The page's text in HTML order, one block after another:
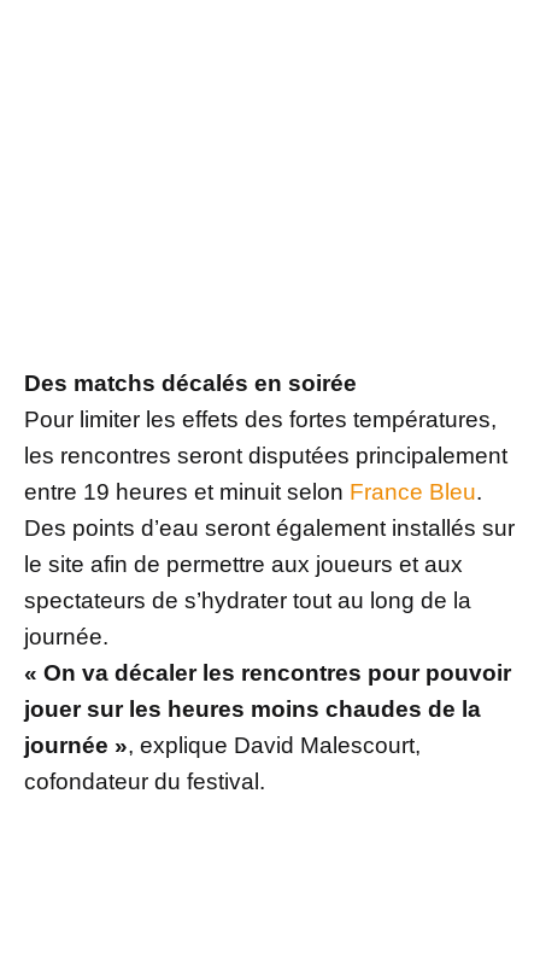
Des matchs décalés en soirée
Pour limiter les effets des fortes températures,
les rencontres seront disputées principalement
entre 19 heures et minuit selon France Bleu.
Des points d’eau seront également installés sur
le site afin de permettre aux joueurs et aux
spectateurs de s’hydrater tout au long de la
journée.
« On va décaler les rencontres pour pouvoir
jouer sur les heures moins chaudes de la
journée », explique David Malescourt,
cofondateur du festival.